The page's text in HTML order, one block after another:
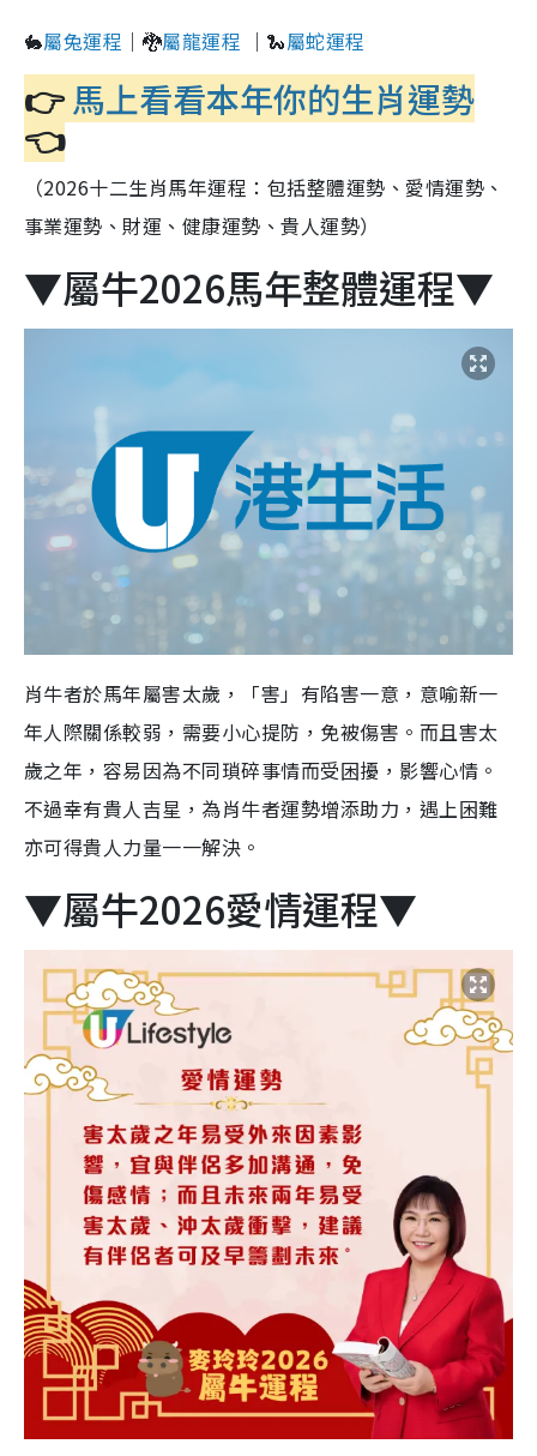
🐇屬兔運程 ｜🐉屬龍運程 ｜🐍屬蛇運程
👉馬上看看本年你的生肖運勢
👈
（2026十二生肖馬年運程：包括整體運勢、愛情運勢、
事業運勢、財運、健康運勢、貴人運勢）
▼屬牛2026馬年整體運程▼
肖牛者於馬年屬害太歲，「害」有陷害一意，意喻新一
年人際關係較弱，需要小心提防，免被傷害。而且害太
歲之年，容易因為不同瑣碎事情而受困擾，影響心情。
不過幸有貴人吉星，為肖牛者運勢增添助力，遇上困難
亦可得貴人力量一一解決。
▼屬牛2026愛情運程▼